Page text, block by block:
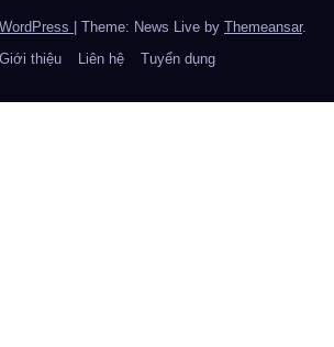
Theme: News Live by Themeansar.
Giới thiệu Liên hệ Tuyển dụng